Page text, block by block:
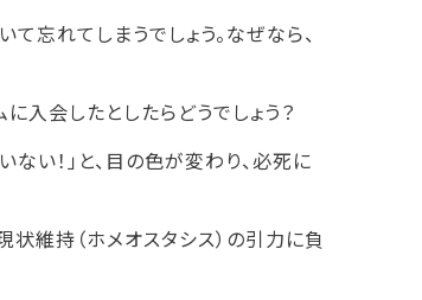
忘れてしまうでしょう。なぜなら、
入会したとしたらどうでしょう？
ない！」と、目の色が変わり、必死に
状維持（ホメオスタシス）の引力に負